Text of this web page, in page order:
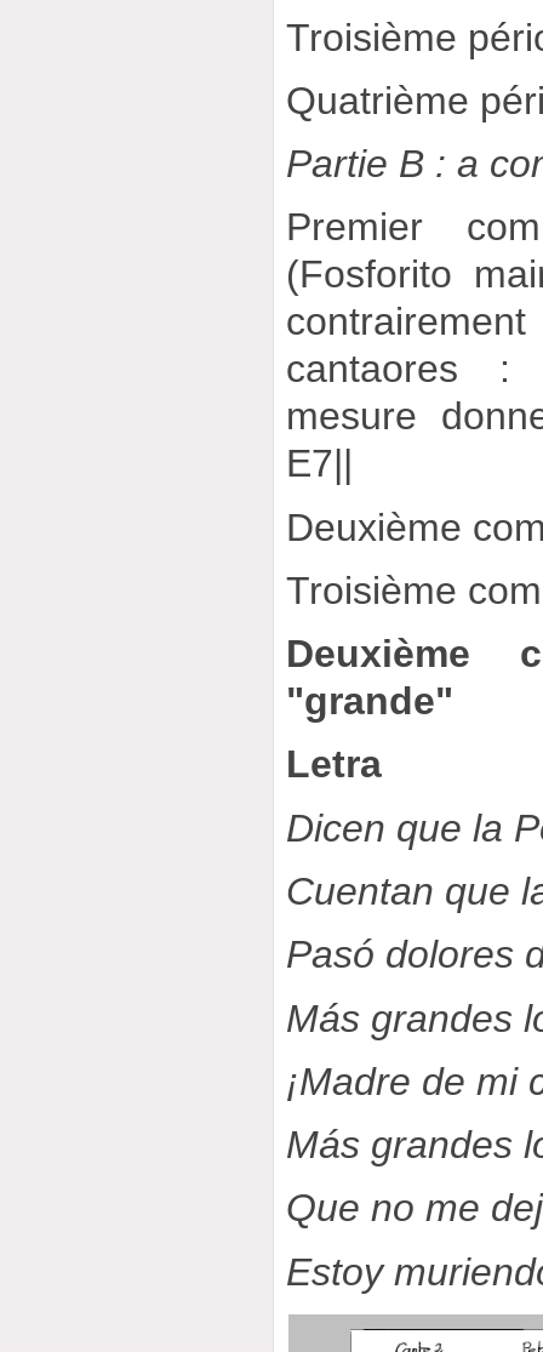
Troisième
Quatrième
Partie B : a
Premier
(Fosforito
cantaores :
mesure
E7||
Deuxième
Troisième
Deuxième
"grande"
Letra
Dicen que la
Cuentan que
Pasó dolores
Más grandes
¡Madre de mi
Más grandes
Que no me
Estoy